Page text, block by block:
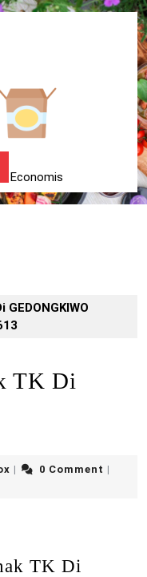
Economis
TK Di
knasibox0 Comment
TK Di